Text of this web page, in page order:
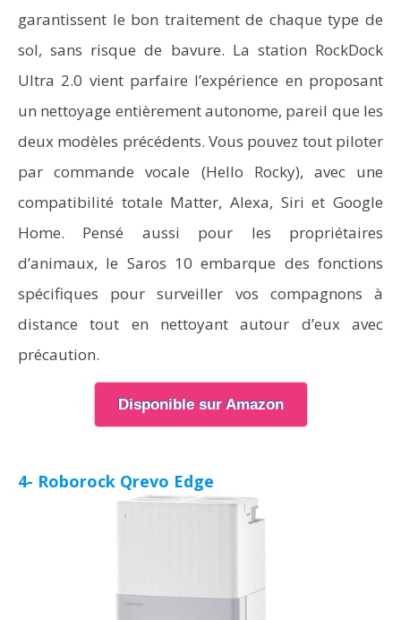
garantissent le bon traitement de chaque type de
sol, sans risque de bavure. La station RockDock
Ultra 2.0 vient parfaire l’expérience en proposant
un nettoyage entièrement autonome, pareil que les
deux modèles précédents. Vous pouvez tout piloter
par commande vocale (Hello Rocky), avec une
compatibilité totale Matter, Alexa, Siri et Google
Home. Pensé aussi pour les propriétaires
d’animaux, le Saros 10 embarque des fonctions
spécifiques pour surveiller vos compagnons à
distance tout en nettoyant autour d’eux avec
précaution.
Disponible sur Amazon
4- Roborock Qrevo Edge